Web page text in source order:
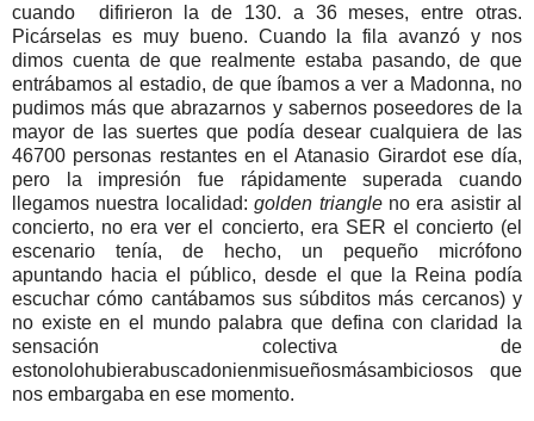
cuando difirieron la de 130. a 36 meses, entre otras.
Picárselas es muy bueno. Cuando la fila avanzó y nos
dimos cuenta de que realmente estaba pasando, de que
entrábamos al estadio, de que íbamos a ver a Madonna, no
pudimos más que abrazarnos y sabernos poseedores de la
mayor de las suertes que podía desear cualquiera de las
46700 personas restantes en el Atanasio Girardot ese día,
pero la impresión fue rápidamente superada cuando
llegamos nuestra localidad:golden triangle no era asistir al
concierto, no era ver el concierto, era SER el concierto (el
escenario tenía, de hecho, un pequeño micrófono
apuntando hacia el público, desde el que la Reina podía
escuchar cómo cantábamos sus súbditos más cercanos) y
no existe en el mundo palabra que defina con claridad la
sensación colectiva de
estonolohubierabuscadonienmisueñosmásambiciosos que
nos embargaba en ese momento.